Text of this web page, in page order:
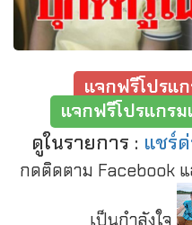
แจกฟรีโปรแ
แจกฟรีโปรแกร
ดูในรายการ : แชร์
กดติดตาม Facebook แ
เป็นกำลังใจ